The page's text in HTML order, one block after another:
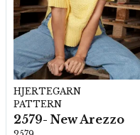
HJERTEGARN
PATTERN
2579- New Arezzo